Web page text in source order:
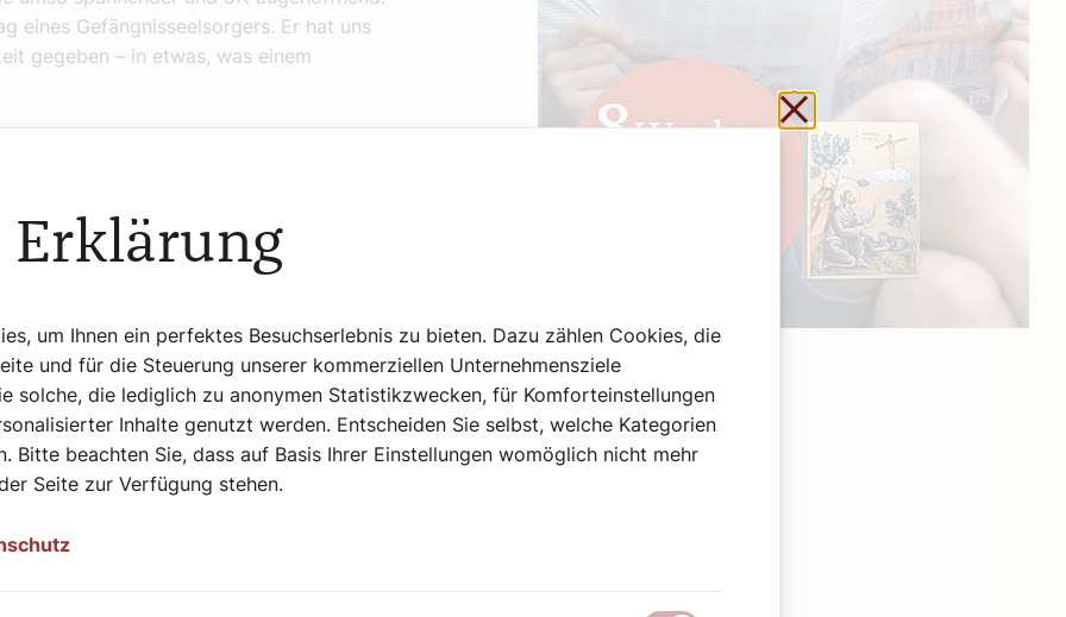
eines Gefängnisseelsorgers. Er hat uns
gegeben – in etwas, was einem
Vorbereitung der
intensiv mit
bin, der die Dinge mit dem
ich antworten und gut argumentieren
Naturwissenschaft und Glaube sehr
naturwissenschaftliches Studium der
zu meinem Glauben dar.
mit dem Verstand
Werbung
Schließen ohne zu
Erklärung
um Ihnen ein perfektes Besuchserlebnis zu bieten. Dazu zählen Cookies, die
und für die Steuerung unserer kommerziellen Unternehmensziele
solche, die lediglich zu anonymen Statistikzwecken, für Komforteinstellungen
Inhalte genutzt werden. Entscheiden Sie selbst, welche Kategorien
Bitte beachten Sie, dass auf Basis Ihrer Einstellungen womöglich nicht mehr
Seite zur Verfügung stehen.